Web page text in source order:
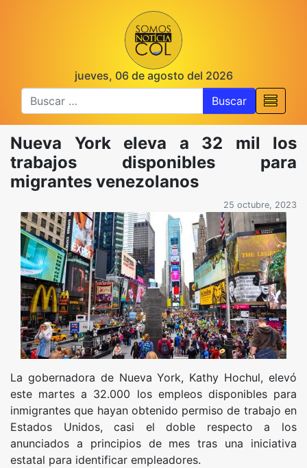
jueves, 06 de agosto del 2026
Buscar
Nueva York eleva a 32 mil los
trabajos disponibles para
migrantes venezolanos
25 octubre, 2023
La gobernadora de Nueva York, Kathy Hochul, elevó
este martes a 32.000 los empleos disponibles para
inmigrantes que hayan obtenido permiso de trabajo en
Estados Unidos, casi el doble respecto a los
anunciados a principios de mes tras una iniciativa
estatal para identificar empleadores.